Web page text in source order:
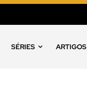
SÉRIES ARTIGOS